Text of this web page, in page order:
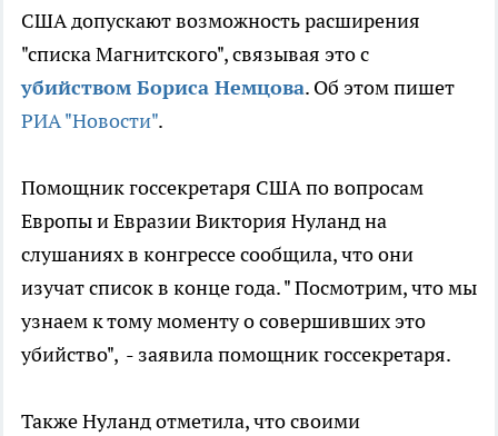
США допускают возможность расширения
"списка Магнитского", связывая это с
убийством Бориса Немцова. Об этом пишет
РИА "Новости".
Помощник госсекретаря США по вопросам
Европы и Евразии Виктория Нуланд на
слушаниях в конгрессе сообщила, что они
изучат список в конце года. " Посмотрим, что мы
узнаем к тому моменту о совершивших это
убийство", - заявила помощник госсекретаря.
Также Нуланд отметила, что своими